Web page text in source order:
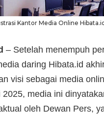
Kantor Media Online
– Setelah menempuh
daring Hibata.id
visi sebagai media
2025, media ini
oleh Dewan Pers,